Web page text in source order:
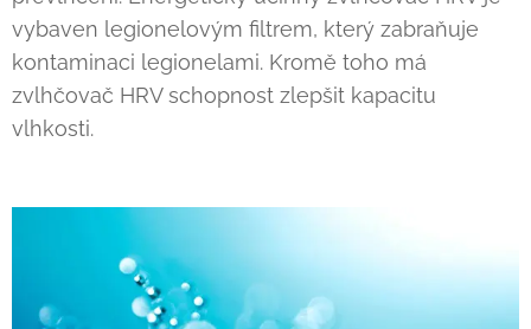
vybaven legionelovým filtrem, který zabraňuje
kontaminaci legionelami. Kromě toho má
zvlhčovač HRV schopnost zlepšit kapacitu
vlhkosti.